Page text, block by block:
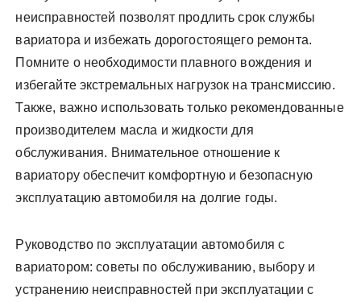
неисправностей позволят продлить срок службы
вариатора и избежать дорогостоящего ремонта.
Помните о необходимости плавного вождения и
избегайте экстремальных нагрузок на трансмиссию.
Также, важно использовать только рекомендованные
производителем масла и жидкости для
обслуживания. Внимательное отношение к
вариатору обеспечит комфортную и безопасную
эксплуатацию автомобиля на долгие годы.
Руководство по эксплуатации автомобиля с
вариатором: советы по обслуживанию, выбору и
устранению неисправностей при эксплуатации с